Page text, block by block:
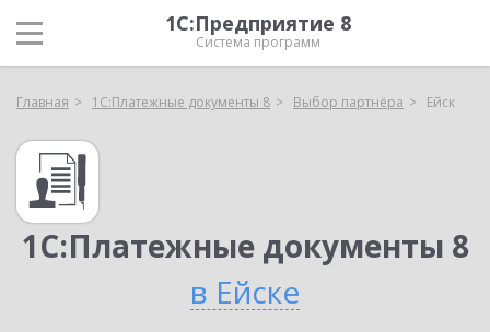
1С:Предприятие 8
Система программ
Главная 1С:Платежные документы 8 Выбор партнёра Ейск
1С:Платежные документы 8
в Ейске